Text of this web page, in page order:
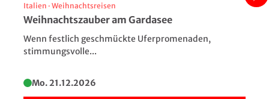
Italien · Weihnachtsreisen
Weihnachtszauber am Gardasee
Wenn festlich geschmückte Uferpromenaden,
stimmungsvolle...
Mo. 21.12.2026